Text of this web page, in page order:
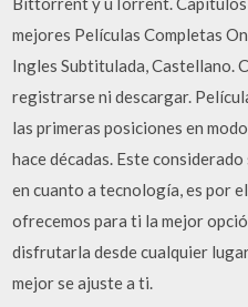
mejores Películas Completas
Ingles Subtitulada, Castellano.
registrarse ni descargar.
las primeras posiciones en
hace décadas. Este
en cuanto a tecnología, es por
ofrecemos para ti la mejor
disfrutarla desde cualquier
mejor se ajuste a ti.